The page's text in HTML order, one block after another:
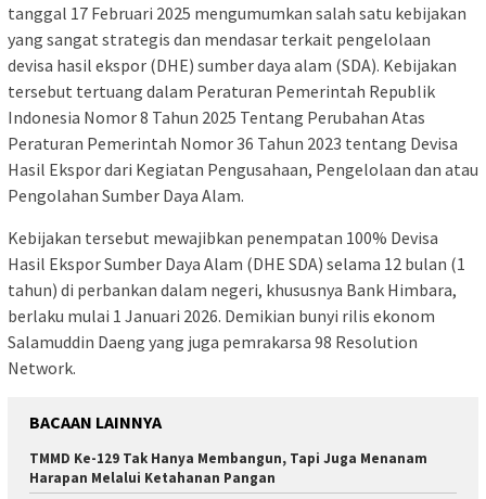
tanggal 17 Februari 2025 mengumumkan salah satu kebijakan
yang sangat strategis dan mendasar terkait pengelolaan
devisa hasil ekspor (DHE) sumber daya alam (SDA). Kebijakan
tersebut tertuang dalam Peraturan Pemerintah Republik
Indonesia Nomor 8 Tahun 2025 Tentang Perubahan Atas
Peraturan Pemerintah Nomor 36 Tahun 2023 tentang Devisa
Hasil Ekspor dari Kegiatan Pengusahaan, Pengelolaan dan atau
Pengolahan Sumber Daya Alam.
Kebijakan tersebut mewajibkan penempatan 100% Devisa
Hasil Ekspor Sumber Daya Alam (DHE SDA) selama 12 bulan (1
tahun) di perbankan dalam negeri, khususnya Bank Himbara,
berlaku mulai 1 Januari 2026. Demikian bunyi rilis ekonom
Salamuddin Daeng yang juga pemrakarsa 98 Resolution
Network.
BACAAN LAINNYA
TMMD Ke-129 Tak Hanya Membangun, Tapi Juga Menanam
Harapan Melalui Ketahanan Pangan